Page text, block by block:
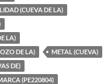
(CUEVA DE LA)
LA)
DE LA)
METAL (CUEVA)
DE)
(PE220804)